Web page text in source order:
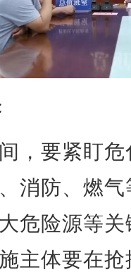
，要紧盯
消防、燃
危险源等
主体要在